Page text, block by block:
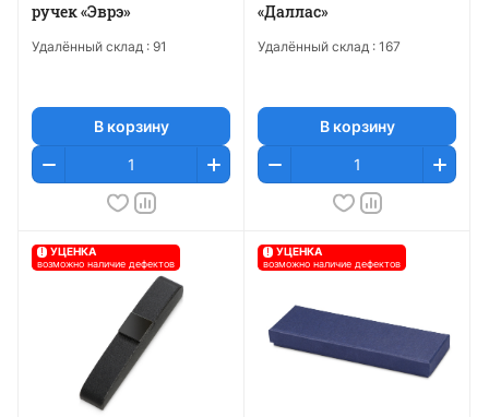
ручек «Эврэ»
Удалённый склад : 91
В корзину
«Даллас»
Удалённый склад : 167
В корзину
! УЦЕНКА
возможно наличие дефектов
! УЦЕНКА
возможно наличие дефектов